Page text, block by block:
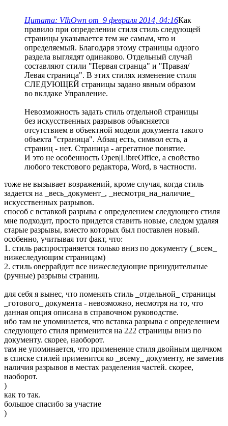
Цитата: VlhOwn от 9 февраля 2014, 04:16Как
правило при определении стиля стиль следующей
страницы указывается тем же самым, что и
определяемый. Благодаря этому страницы одного
раздела выглядят одинаково. Отдельный случай
составляют стили "Первая странца" и "Правая/
Левая страница". В этих стилях изменение стиля
СЛЕДУЮЩЕЙ страницы задано явным образом
во вклдаке Управление.
Невозможность задать стиль отдельной страницы
без искусственных разрывов объясняется
отсутствием в объектной модели документа такого
объекта "страница". Абзац есть, символ есть, а
страниц - нет. Страница - агрегатное понятие.
И это не особенность Open|LibreOffice, а свойство
любого текстового редактора, Word, в частности.
тоже не вызывает возражений, кроме случая, когда стиль
задается на _весь_документ_, _несмотря_на_наличие_
искусственных разрывов.
способ с вставкой разрыва с определением следующего стиля
мне подходит, просто придется ставить новые, следом удаляя
старые разрывы, вместо которых был поставлен новый.
особенно, учитывая тот факт, что:
1. стиль распространяется только вниз по документу (_всем_
нижеследующим страницам)
2. стиль оверрайдит все нижеследующие принудительные
(ручные) разрывы страниц.
для себя я вынес, что поменять стиль _отдельной_ страницы
_готового_ документа - невозможно, несмотря на то, что
данная опция описана в справочном руководстве.
ибо там не упоминается, что вставка разрыва с определением
следующего стиля применится на 222 страницы вниз по
документу. скорее, наоборот.
там не упоминается, что применение стиля двойным щелчком
в списке стилей применится ко _всему_ документу, не заметив
наличия разрывов в местах разделения частей. скорее,
наоборот.
)
как то так.
большое спасибо за участие
)